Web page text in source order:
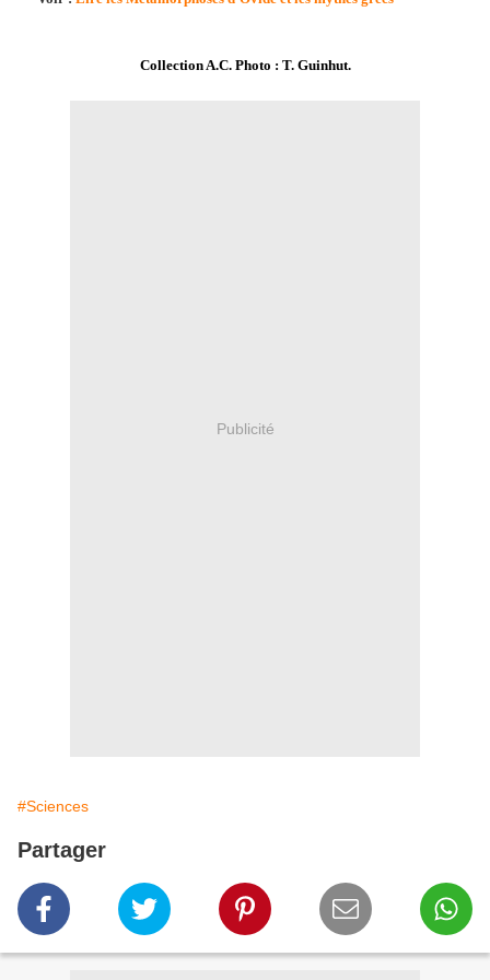
Collection A.C. Photo : T. Guinhut.
Publicité
#Sciences
Partager